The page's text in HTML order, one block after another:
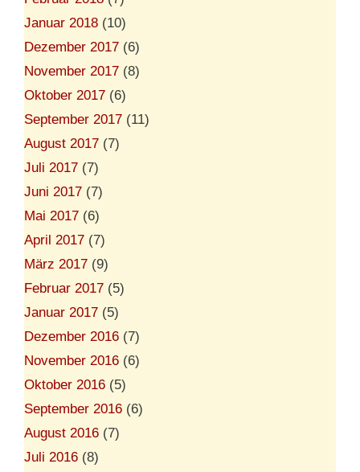
Januar 2018 (10)
Dezember 2017 (6)
November 2017 (8)
Oktober 2017 (6)
September 2017 (11)
August 2017 (7)
Juli 2017 (7)
Juni 2017 (7)
Mai 2017 (6)
April 2017 (7)
März 2017 (9)
Februar 2017 (5)
Januar 2017 (5)
Dezember 2016 (7)
November 2016 (6)
Oktober 2016 (5)
September 2016 (6)
August 2016 (7)
Juli 2016 (8)